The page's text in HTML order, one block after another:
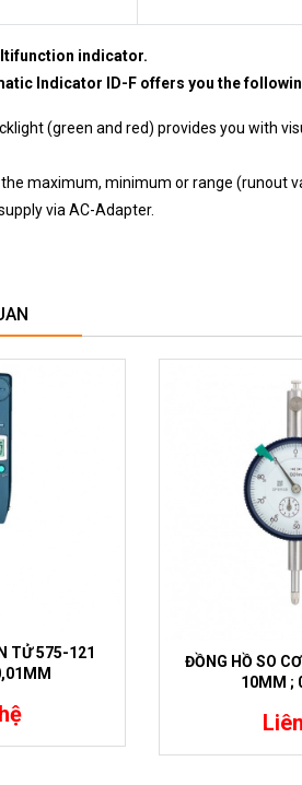
indicator.
Indicator ID-F offers you the
(green and red) provides you with
maximum, minimum or range (runout
via AC-Adapter.
TỬ 575-121
ĐỒNG HỒ SO
10MM ;